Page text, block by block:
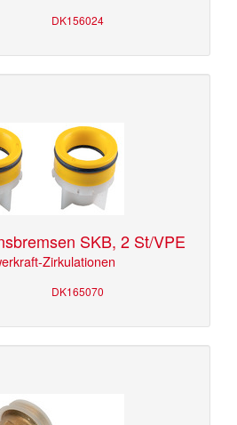
DK156024
SKB, 2 St/VPE
Zirkulationen
DK165070